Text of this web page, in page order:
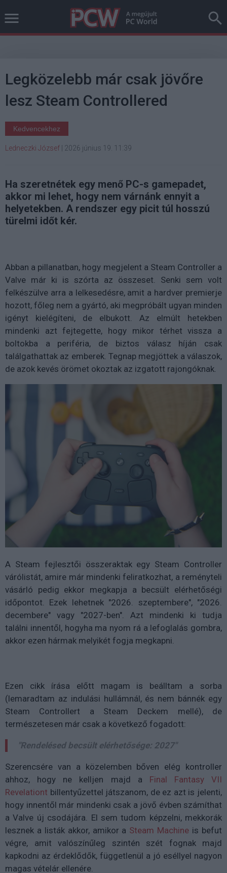
Legközelebb már csak jövőre
lesz Steam Controllered
Kedvencekhez
Ledneczki József 2026 június 19. 11:39
Ha szeretnétek egy menő PC-s gamepadet,
akkor mi lehet, hogy nem várnánk ennyit a
helyetekben. A rendszer egy picit túl hosszú
türelmi időt kér.
Abban a pillanatban, hogy megjelent a Steam Controller a
Valve már ki is szórta az összeset. Senki sem volt
felkészülve arra a lelkesedésre, amit a hardver premierje
hozott, főleg nem a gyártó, aki megpróbált ugyan minden
igényt kielégíteni, de elbukott. Az elmúlt hetekben
mindenki azt fejtegette, hogy mikor térhet vissza a
boltokba a periféria, de biztos válasz híján csak
találgathattak az emberek. Tegnap megjöttek a válaszok,
de azok kevés örömet okoztak az izgatott rajongóknak.
A Steam fejlesztői összeraktak egy Steam Controller
várólistát, amire már mindenki feliratkozhat, a reményteli
vásárló pedig ekkor megkapja a becsült elérhetőségi
időpontot. Ezek lehetnek "2026. szeptembere", "2026.
decembere" vagy "2027-ben". Azt mindenki ki tudja
találni innentől, hogyha ma nyom rá a lefoglalás gombra,
akkor ezen hármak melyikét fogja megkapni.
Ezen cikk írása előtt magam is beálltam a sorba
(lemaradtam az indulási hullámnál, és nem bánnék egy
Steam Controllert a Steam Deckem mellé), de
természetesen már csak a következő fogadott:
"Rendelésed becsült elérhetősége: 2027"
Szerencsére van a közelemben bőven elég kontroller
ahhoz, hogy ne kelljen majd a Final Fantasy VII
Revelationt billentyűzettel játszanom, de ez azt is jelenti,
hogy innentől már mindenki csak a jövő évben számíthat
a Valve új csodájára. El sem tudom képzelni, mekkorák
lesznek a listák akkor, amikor a Steam Machine is befut
végre, amit valószínűleg szintén szét fognak majd
kapkodni az érdeklődők, függetlenül a jó eséllyel nagyon
magas vételár ellenére.